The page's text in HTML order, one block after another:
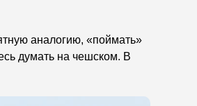
аналогию, «поймать»
думать на чешском. В